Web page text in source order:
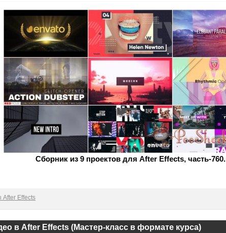
Сборник из 9 проектов для After Effects, часть-760.
After Effects
в After Effects (Мacтeр-клacc в фoрмaте курca)